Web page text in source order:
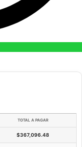
TOTAL A PAGAR
$367,096.48